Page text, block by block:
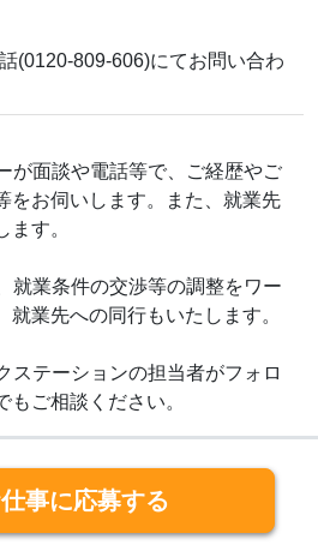
(0120-809-606)にてお問い合わ
が面談や電話等で、ご経歴やご
をお伺いします。また、就業先
す。
就業条件の交渉等の調整をワー
就業先への同行もいたします。
ステーションの担当者がフォロ
ご相談ください。
事に応募する